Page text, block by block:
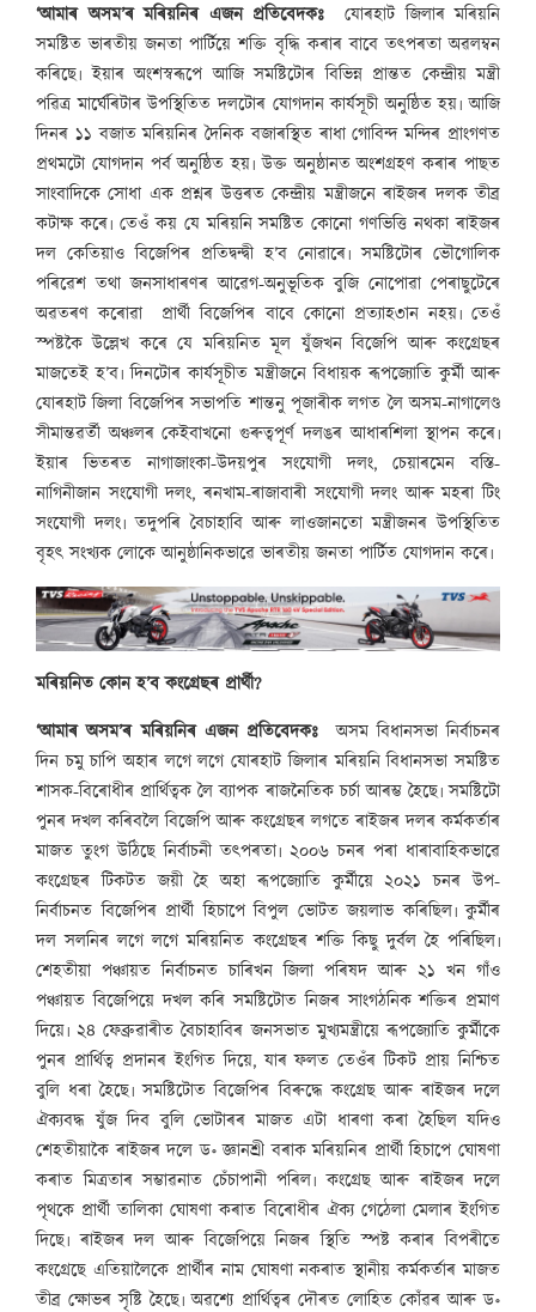
‘আমাৰ অসম’ৰ মৰিয়নিৰ এজন প্ৰতিবেদকঃ যোৰহাট জিলাৰ মৰিয়নি
সমষ্টিত ভাৰতীয় জনতা পাৰ্টিয়ে শক্তি বৃদ্ধি কৰাৰ বাবে তৎপৰতা অৱলম্বন
কৰিছে৷ ইয়াৰ অংশস্বৰূপে আজি সমষ্টিটোৰ বিভিন্ন প্ৰান্তত কেন্দ্ৰীয় মন্ত্ৰী
পৱিত্ৰ মাৰ্ঘেৰিটাৰ উপস্থিতিত দলটোৰ যোগদান কাৰ্যসূচী অনুষ্ঠিত হয়৷ আজি
দিনৰ ১১ বজাত মৰিয়নিৰ দৈনিক বজাৰস্থিত ৰাধা গোবিন্দ মন্দিৰ প্ৰাংগণত
প্ৰথমটো যোগদান পৰ্ব অনুষ্ঠিত হয়৷ উক্ত অনুষ্ঠানত অংশগ্ৰহণ কৰাৰ পাছত
সাংবাদিকে সোধা এক প্ৰশ্নৰ উত্তৰত কেন্দ্ৰীয় মন্ত্ৰীজনে ৰাইজৰ দলক তীব্ৰ
কটাক্ষ কৰে৷ তেওঁ কয় যে মৰিয়নি সমষ্টিত কোনো গণভিত্তি নথকা ৰাইজৰ
দল কেতিয়াও বিজেপিৰ প্ৰতিদ্বন্দ্বী হ’ব নোৱাৰে৷ সমষ্টিটোৰ ভৌগোলিক
পৰিৱেশ তথা জনসাধাৰণৰ আৱেগ-অনুভূতিক বুজি নোপোৱা পেৰাছুটেৰে
অৱতৰণ কৰোৱা প্ৰাৰ্থী বিজেপিৰ বাবে কোনো প্ৰত্যাহ৩ান নহয়৷ তেওঁ
স্পষ্টকৈ উল্লেখ কৰে যে মৰিয়নিত মূল যুঁজখন বিজেপি আৰু কংগ্ৰেছৰ
মাজতেই হ’ব৷ দিনটোৰ কাৰ্যসূচীত মন্ত্ৰীজনে বিধায়ক ৰূপজ্যোতি কুৰ্মী আৰু
যোৰহাট জিলা বিজেপিৰ সভাপতি শান্তনু পূজাৰীক লগত লৈ অসম-নাগালেণ্ড
সীমান্তৱৰ্তী অঞ্চলৰ কেইবাখনো গুৰুত্বপূৰ্ণ দলঙৰ আধাৰশিলা স্থাপন কৰে৷
ইয়াৰ ভিতৰত নাগাজাংকা-উদয়পুৰ সংযোগী দলং, চেয়াৰমেন বস্তি-
নাগিনীজান সংযোগী দলং, ৰনখাম-ৰাজাবাৰী সংযোগী দলং আৰু মহৰা টিং
সংযোগী দলং৷ তদুপৰি বৈচাহাবি আৰু লাওজানতো মন্ত্ৰীজনৰ উপস্থিতিত
বৃহৎ সংখ্যক লোকে আনুষ্ঠানিকভাৱে ভাৰতীয় জনতা পাৰ্টিত যোগদান কৰে৷
মৰিয়নিত কোন হ’ব কংগ্ৰেছৰ প্ৰাৰ্থী?
‘আমাৰ অসম’ৰ মৰিয়নিৰ এজন প্ৰতিবেদকঃ অসম বিধানসভা নিৰ্বাচনৰ
দিন চমু চাপি অহাৰ লগে লগে যোৰহাট জিলাৰ মৰিয়নি বিধানসভা সমষ্টিত
শাসক-বিৰোধীৰ প্ৰাৰ্থিত্বক লৈ ব্যাপক ৰাজনৈতিক চৰ্চা আৰম্ভ হৈছে৷ সমষ্টিটো
পুনৰ দখল কৰিবলৈ বিজেপি আৰু কংগ্ৰেছৰ লগতে ৰাইজৰ দলৰ কৰ্মকৰ্তাৰ
মাজত তুংগ উঠিছে নিৰ্বাচনী তৎপৰতা৷ ২০০৬ চনৰ পৰা ধাৰাবাহিকভাৱে
কংগ্ৰেছৰ টিকটত জয়ী হৈ অহা ৰূপজ্যোতি কুৰ্মীয়ে ২০২১ চনৰ উপ-
নিৰ্বাচনত বিজেপিৰ প্ৰাৰ্থী হিচাপে বিপুল ভোটত জয়লাভ কৰিছিল৷ কুৰ্মীৰ
দল সলনিৰ লগে লগে মৰিয়নিত কংগ্ৰেছৰ শক্তি কিছু দুৰ্বল হৈ পৰিছিল৷
শেহতীয়া পঞ্চায়ত নিৰ্বাচনত চাৰিখন জিলা পৰিষদ আৰু ২১ খন গাঁও
পঞ্চায়ত বিজেপিয়ে দখল কৰি সমষ্টিটোত নিজৰ সাংগঠনিক শক্তিৰ প্ৰমাণ
দিয়ে৷ ২৪ ফেব্ৰুৱাৰীত বৈচাহাবিৰ জনসভাত মুখ্যমন্ত্ৰীয়ে ৰূপজ্যোতি কুৰ্মীকে
পুনৰ প্ৰাৰ্থিত্ব প্ৰদানৰ ইংগিত দিয়ে, যাৰ ফলত তেওঁৰ টিকট প্ৰায় নিশ্চিত
বুলি ধৰা হৈছে৷ সমষ্টিটোত বিজেপিৰ বিৰুদ্ধে কংগ্ৰেছ আৰু ৰাইজৰ দলে
ঐক্যবদ্ধ যুঁজ দিব বুলি ভোটাৰৰ মাজত এটা ধাৰণা কৰা হৈছিল যদিও
শেহতীয়াকৈ ৰাইজৰ দলে ড॰ জ্ঞানশ্ৰী বৰাক মৰিয়নিৰ প্ৰাৰ্থী হিচাপে ঘোষণা
কৰাত মিত্ৰতাৰ সম্ভাৱনাত চেঁচাপানী পৰিল৷ কংগ্ৰেছ আৰু ৰাইজৰ দলে
পৃথকে প্ৰাৰ্থী তালিকা ঘোষণা কৰাত বিৰোধীৰ ঐক্য গেঠেলা মেলাৰ ইংগিত
দিছে৷ ৰাইজৰ দল আৰু বিজেপিয়ে নিজৰ স্থিতি স্পষ্ট কৰাৰ বিপৰীতে
কংগ্ৰেছে এতিয়ালৈকে প্ৰাৰ্থীৰ নাম ঘোষণা নকৰাত স্থানীয় কৰ্মকৰ্তাৰ মাজত
তীব্ৰ ক্ষোভৰ সৃষ্টি হৈছে৷ অৱশ্যে প্ৰাৰ্থিত্বৰ দৌৰত লোহিত কোঁৱৰ আৰু ড॰